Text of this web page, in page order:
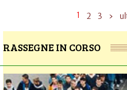
1 2 3 ›
RASSEGNE IN CORSO